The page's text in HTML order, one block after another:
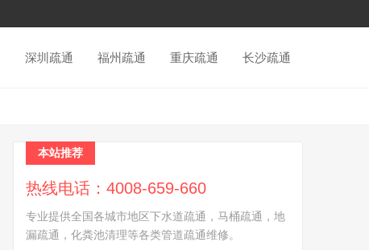
深圳疏通 福州疏通 重庆疏通 长沙疏通
本站推荐
热线电话：4008-659-660
专业提供全国各城市地区下水道疏通，马桶疏通，地
漏疏通，化粪池清理等各类管道疏通维修。